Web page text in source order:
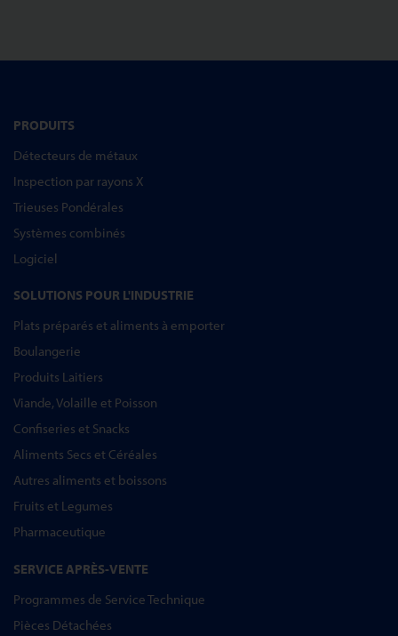
PRODUITS
Détecteurs de métaux
Inspection par rayons X
Trieuses Pondérales
Systèmes combinés
Logiciel
SOLUTIONS POUR L'INDUSTRIE
Plats préparés et aliments à emporter
Boulangerie
Produits Laitiers
Viande, Volaille et Poisson
Confiseries et Snacks
Aliments Secs et Céréales
Autres aliments et boissons
Fruits et Legumes
Pharmaceutique
SERVICE APRÈS-VENTE
Programmes de Service Technique
Pièces Détachées